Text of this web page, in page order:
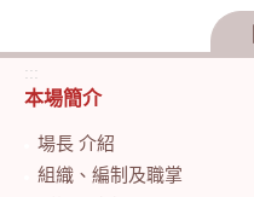
:::
本場簡介
場長 介紹
組織、編制及職掌